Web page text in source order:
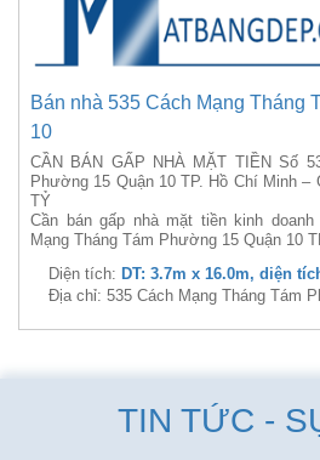
Bán nhà 535 Cách Mạng Tháng
10
CẦN BÁN GẤP NHÀ MẶT TIỀN Số
Phường 15 Quận 10 TP. Hồ Chí Minh –
TỶ
Cần bán gấp nhà mặt tiền kinh
Mạng Tháng Tám Phường 15 Quận 10
Diện tích: DT: 3.7m x 16.0m, diện
Địa chỉ: 535 Cách Mạng Tháng Tám
TIN TỨC -